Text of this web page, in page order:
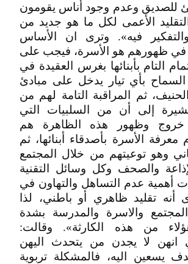
للصديق وعدم وجود أناس يقومون
الأعمى لكل ما هو جديد من
فيه». وترى ان الأساس
في ظهورهم هو الأسرة، فيجب على
التام بأبنائها بغرس العقيدة في
بأي تيار يدخل على مبادئ
الحنيف، ثم المراقبة التامة لهم من
إلى أن من السلبيات التي
وظهور هذه الظاهرة هم
معرفة الأسرة بأصدقاء أبنائها، ثم
وهو توعيتهم من خلال المجتمع
والصحف وكل وسائل التقنية
أهمية عدم التساهل والتهاون في
تقليد ظاهري أو باطني، لذا
والاسرة والمدرسة بشدة
من هذه الكارثة». وقالت:
انهن لا يجدن من يتحدث اليهن
يسعين اليه، فالمشكلة تربوية